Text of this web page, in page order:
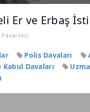
Er ve Erbaş
Pazartesi
Polis Davaları
Davaları